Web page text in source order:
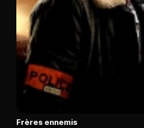
Frères ennemis